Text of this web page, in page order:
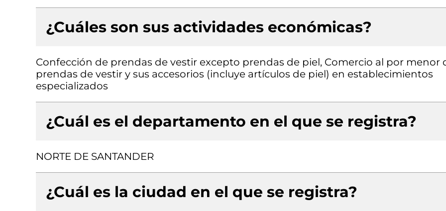
¿Cuáles son sus actividades económicas?
Confección de prendas de vestir excepto prendas de piel, Comercio al por menor
prendas de vestir y sus accesorios (incluye artículos de piel) en establecimientos
especializados
¿Cuál es el departamento en el que se registra?
NORTE DE SANTANDER
¿Cuál es la ciudad en el que se registra?